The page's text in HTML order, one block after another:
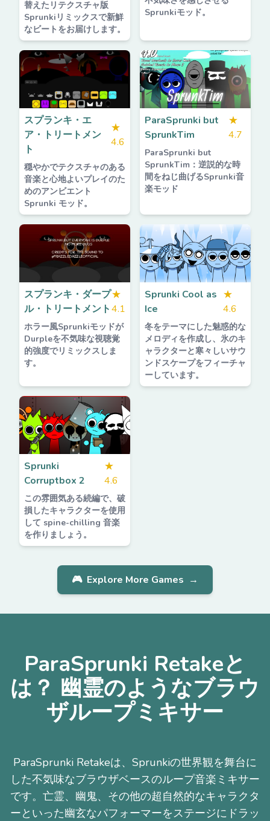
替えたリテクスチャ版
Sprunkiリミックスで新鮮
なビートをお届けします。
Sprunkiモッド。
スプランキ・エ
ア・トリートメン
ト
★
4.6
穏やかでテクスチャのある
音楽と心地よいプレイのた
めのアンビエント
Sprunki モッド。
ParaSprunki but
SprunkTim
★
4.7
ParaSprunki but
SprunkTim：逆説的な時
間をねじ曲げるSprunki音
楽モッド
スプランキ・ダープ
ル・トリートメント
★
4.1
ホラー風Sprunkiモッドが
Durpleを不気味な視聴覚
的強度でリミックスしま
す。
Sprunki Cool as
Ice
★
4.6
冬をテーマにした魅惑的な
メロディを作成し、氷のキ
ャラクターと寒々しいサウ
ンドスケープをフィーチャ
ーしています。
Sprunki
Corruptbox 2
★
4.6
この雰囲気ある続編で、破
損したキャラクターを使用
して spine-chilling 音楽
を作りましょう。
🎮 Explore More Games →
ParaSprunki Retakeと
は？ 幽霊のようなブラウ
ザループミキサー
ParaSprunki Retakeは、Sprunkiの世界観を舞台に
した不気味なブラウザベースのループ音楽ミキサー
です。亡霊、幽鬼、その他の超自然的なキャラクタ
ーといった幽玄なパフォーマーをステージにドラッ